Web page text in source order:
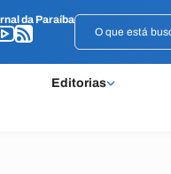
da Paraíba
Editorias
da Paraíba